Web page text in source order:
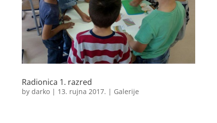
Radionica 1. razred
by darko| 13. rujna 2017. | Galerije